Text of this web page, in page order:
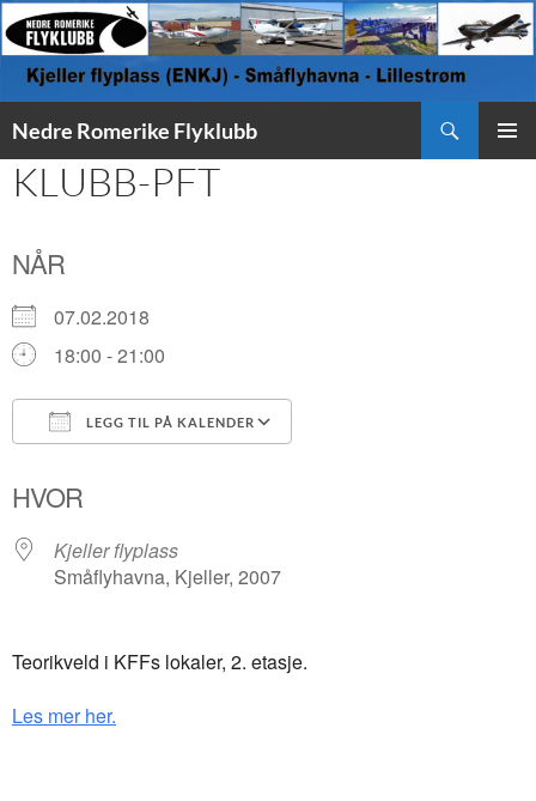
Nedre Romerike Flyklubb
TIL
INNHOLD
KLUBB-PFT
NÅR
07.02.2018
18:00 - 21:00
LEGG TIL PÅ KALENDER
HVOR
Kjeller flyplass
Småflyhavna, Kjeller, 2007
Teorikveld i KFFs lokaler, 2. etasje.
Les mer her.